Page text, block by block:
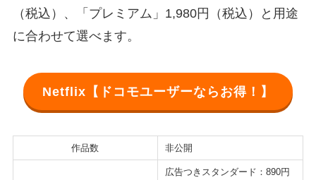
（税込）、「プレミアム」1,980円（税込）と用途
に合わせて選べます。
Netflix【ドコモユーザーならお得！】
作品数 非公開
広告つきスタンダード：890円